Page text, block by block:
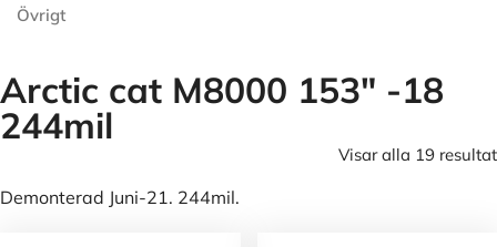
Övrigt
Arctic cat M8000 153" -18
244mil
Visar alla 19 resultat
Demonterad Juni-21. 244mil.